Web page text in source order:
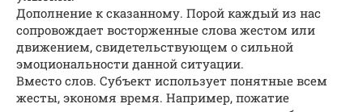
Дополнение к сказанному. Порой каждый из нас
сопровождает восторженные слова жестом или
движением, свидетельствующем о сильной
эмоциональности данной ситуации.
Вместо слов. Субъект использует понятные всем
жесты, экономя время. Например, пожатие